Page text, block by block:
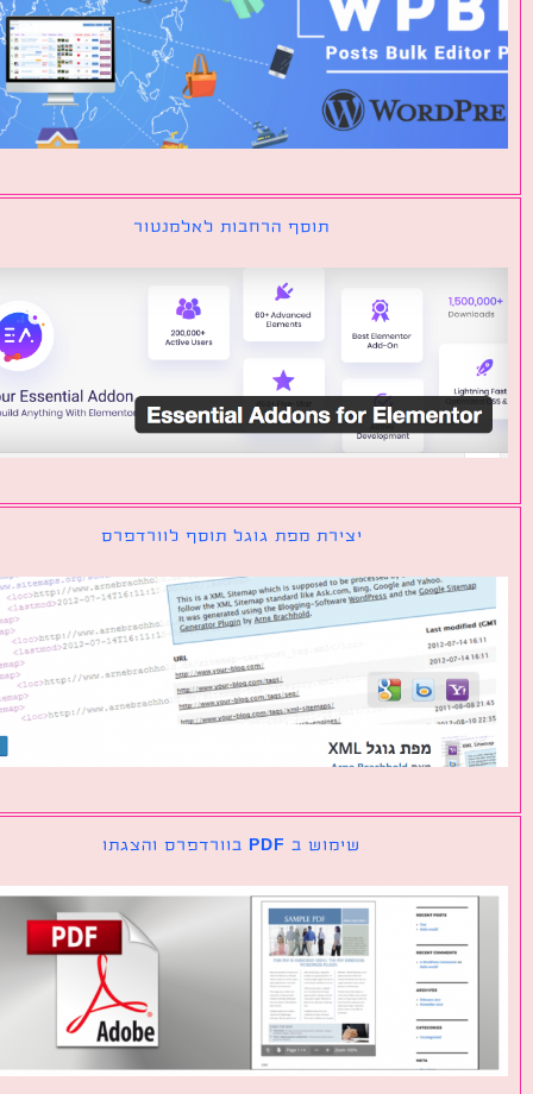
תוסף הרחבות לאלמנטור
יצירת מפת גוגל תוסף לוורדפרס
שימוש ב PDF בוורדפרס והצגתו